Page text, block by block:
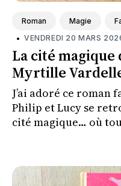
Roman Magie
• VENDREDI 20 MARS
La cité magique
Myrtille
J’ai adoré ce
Philip et Lucy se
cité magique… où